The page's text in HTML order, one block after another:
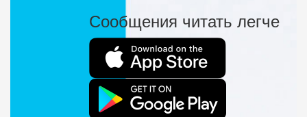
Сообщения читать легче